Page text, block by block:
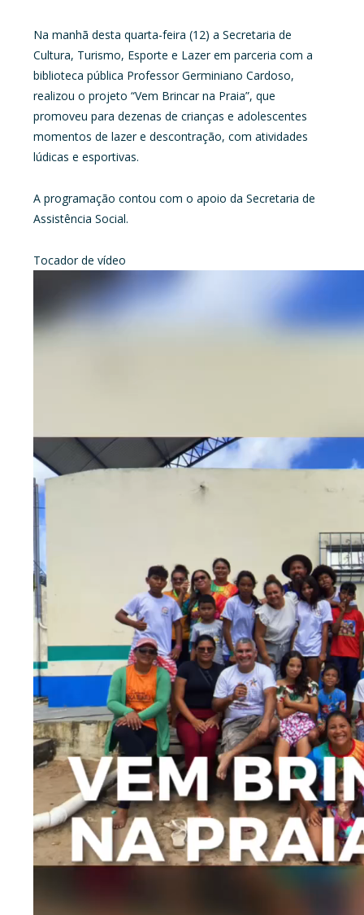
Na manhã desta quarta-feira (12) a Secretaria de
Cultura, Turismo, Esporte e Lazer em parceria com a
biblioteca pública Professor Germiniano Cardoso,
realizou o projeto “Vem Brincar na Praia”, que
promoveu para dezenas de crianças e adolescentes
momentos de lazer e descontração, com atividades
lúdicas e esportivas.
A programação contou com o apoio da Secretaria de
Assistência Social.
Tocador de vídeo